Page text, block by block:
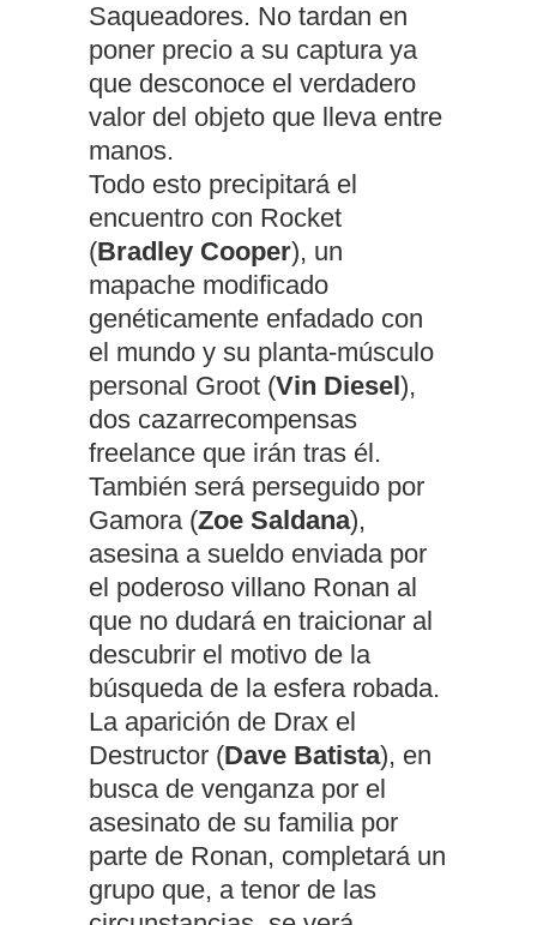
Saqueadores. No tardan en
poner precio a su captura ya
que desconoce el verdadero
valor del objeto que lleva entre
manos.
Todo esto precipitará el
encuentro con Rocket
(Bradley Cooper), un
mapache modificado
genéticamente enfadado con
el mundo y su planta-músculo
personal Groot (Vin Diesel ),
dos cazarrecompensas
freelance que irán tras él.
También será perseguido por
Gamora (Zoe Saldana),
asesina a sueldo enviada por
el poderoso villano Ronan al
que no dudará en traicionar al
descubrir el motivo de la
búsqueda de la esfera robada.
La aparición de Drax el
Destructor (Dave Batista), en
busca de venganza por el
asesinato de su familia por
parte de Ronan, completará un
grupo que, a tenor de las